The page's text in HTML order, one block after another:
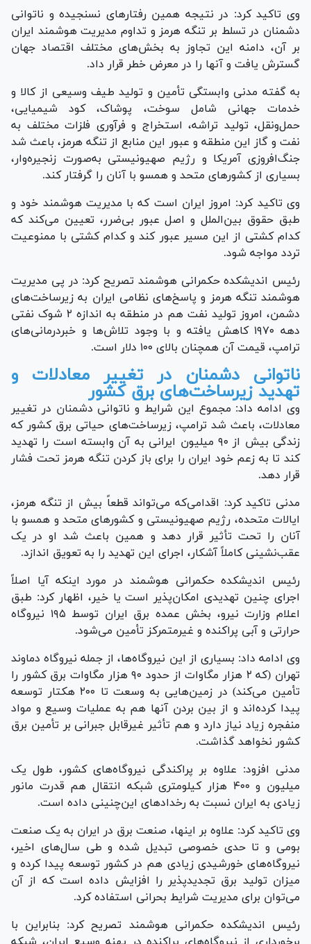
وی تاکید کرد: در نتیجه همین رفتار‌های نسنجیده و ناتوانی
دشمنان در تسلط بر تنگه هرمز و تداوم مدیریت هوشمند ایران
بر آن، دامنه این تجاوز به بخش‌های مختلف اقتصاد جهان
گسترش یافت و آنها را در معرض خطر قرار داد.
به گفته مدنی وابستگی تأمین و تولید طیف وسیعی از کالا و
خدمات جهانی شامل سوخت، پوشاک، کود شیمیایی،
حمل‌ونقل، تولید تراشه، استخراج و فرآوری فلزات مختلف به
نفت و گاز این منطقه و عبور این منابع از تنگه هرمز، باعث شد
جنگ‌افروزی آمریکا و رژیم صهیونیستی به‌صورت زنجیره‌وار،
بسیاری از کشور‌های متحد و همسو با آنان را گرفتار کند.
وی تاکید کرد: امروز ایران است که با مدیریت هوشمند خود و
طبق حقوق بین‌الملل و اصل عبور بی‌ضرر، تعیین می‌کند که
کدام کشتی از این مسیر عبور کند و کدام کشتی با ممنوعیت
تردد مواجه شود.
رئیس اندیشکده حکمرانی هوشمند تصریح کرد: در پی مدیریت
هوشمند تنگه هرمز و پاسخ‌های نظامی ایران به زیرساخت‌های
دشمن، امروز تولید نفت هم در منطقه به اندازه ۲ شوک نفتی
دهه ۱۹۷۰ کاهش یافته و با وجود تلاش‌ها و خبردرمانی‌های
ترامپ، قیمت آن همچنان بالای ۱۰۰ دلار است.
ناتوانی دشمنان در تغییر معادلات و
تهدید زیرساخت‌های برق کشور
وی ادامه داد: مجموع این شرایط و ناتوانی دشمنان در تغییر
معادلات، باعث شد ترامپ، زیرساخت‌های حیاتی برق کشور که
زندگی بیش از ۹۰ میلیون ایرانی به آن وابسته است را تهدید
کند تا به زعم خود ایران را برای باز کردن تنگه هرمز تحت فشار
قرار دهد.
مدنی تاکید کرد: اقدامی‌که می‌تواند قطعاً بیش از تنگه هرمز،
ایالات متحده، رژیم صهیونیستی و کشور‌های متحد و همسو با
آنان را تحت تأثیر قرار دهد و همین باعث شد او در یک
عقب‌نشینی کاملاً آشکار، اجرای این تهدید را به تعویق اندازد.
رئیس اندیشکده حکمرانی هوشمند در مورد اینکه آیا اصلاً
اجرای چنین تهدیدی امکان‌پذیر است یا خیر، اظهار کرد: طبق
اعلام وزارت نیرو، بخش عمده برق ایران توسط ۱۹۵ نیروگاه
حرارتی و آبی پراکنده و غیرمتمرکز تأمین می‌شود.
وی ادامه داد: بسیاری از این نیروگاه‌ها، از جمله نیروگاه دماوند
تهران (که ۲ هزار مگاوات از حدود ۹۰ هزار مگاوات برق کشور را
تأمین می‌کند) در زمین‌هایی به وسعت تا ۲۰۰ هکتار توسعه
پیدا کرده‌اند و از بین بردن آنها هم به عملیات وسیع و مواد
منفجره زیاد نیاز دارد و هم تأثیر غیرقابل جبرانی بر تأمین برق
کشور نخواهد گذاشت.
مدنی افزود: علاوه بر پراکندگی نیروگاه‌های کشور، طول یک
میلیون و ۴۰۰ هزار کیلومتری شبکه انتقال هم قدرت مانور
زیادی به ایران نسبت به رخداد‌های این‌چنینی داده است.
وی تاکید کرد: علاوه بر اینها، صنعت برق در ایران به یک صنعت
بومی و تا حدی خصوصی تبدیل شده و طی سال‌های اخیر،
نیروگاه‌های خورشیدی زیادی هم در کشور توسعه پیدا کرده و
میزان تولید برق تجدیدپذیر را افزایش داده است که از آن
می‌توان برای مدیریت شرایط بحرانی استفاده کرد.
رئیس اندیشکده حکمرانی هوشمند تصریح کرد: بنابراین با